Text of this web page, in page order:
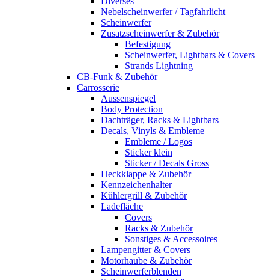
Nebelscheinwerfer / Tagfahrlicht
Scheinwerfer
Zusatzscheinwerfer & Zubehör
Befestigung
Scheinwerfer, Lightbars & Covers
Strands Lightning
CB-Funk & Zubehör
Carrosserie
Aussenspiegel
Body Protection
Dachträger, Racks & Lightbars
Decals, Vinyls & Embleme
Embleme / Logos
Sticker klein
Sticker / Decals Gross
Heckklappe & Zubehör
Kennzeichenhalter
Kühlergrill & Zubehör
Ladefläche
Covers
Racks & Zubehör
Sonstiges & Accessoires
Lampengitter & Covers
Motorhaube & Zubehör
Scheinwerferblenden